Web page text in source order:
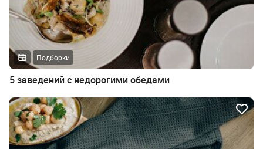
Подборки
5 заведений с недорогими обедами